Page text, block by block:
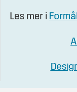
Les mer i